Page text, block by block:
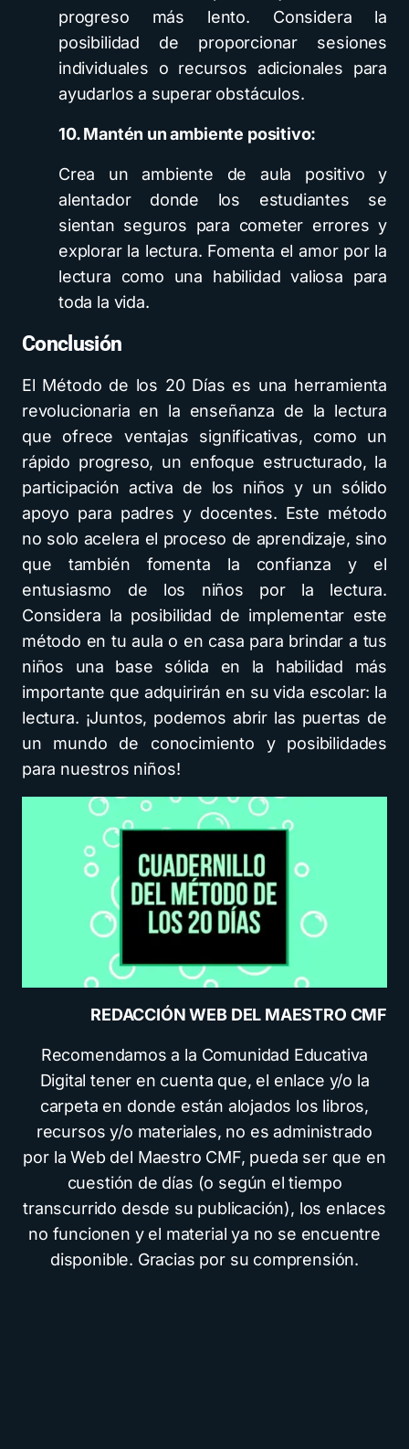
progreso más lento. Considera la
posibilidad de proporcionar sesiones
individuales o recursos adicionales para
ayudarlos a superar obstáculos.
10. Mantén un ambiente positivo:
Crea un ambiente de aula positivo y
alentador donde los estudiantes se
sientan seguros para cometer errores y
explorar la lectura. Fomenta el amor por la
lectura como una habilidad valiosa para
toda la vida.
Conclusión
El Método de los 20 Días es una herramienta
revolucionaria en la enseñanza de la lectura
que ofrece ventajas significativas, como un
rápido progreso, un enfoque estructurado, la
participación activa de los niños y un sólido
apoyo para padres y docentes. Este método
no solo acelera el proceso de aprendizaje, sino
que también fomenta la confianza y el
entusiasmo de los niños por la lectura.
Considera la posibilidad de implementar este
método en tu aula o en casa para brindar a tus
niños una base sólida en la habilidad más
importante que adquirirán en su vida escolar: la
lectura. ¡Juntos, podemos abrir las puertas de
un mundo de conocimiento y posibilidades
para nuestros niños!
REDACCIÓN WEB DEL MAESTRO CMF
Recomendamos a la Comunidad Educativa
Digital tener en cuenta que, el enlace y/o la
carpeta en donde están alojados los libros,
recursos y/o materiales, no es administrado
por la Web del Maestro CMF, pueda ser que en
cuestión de días (o según el tiempo
transcurrido desde su publicación), los enlaces
no funcionen y el material ya no se encuentre
disponible. Gracias por su comprensión.